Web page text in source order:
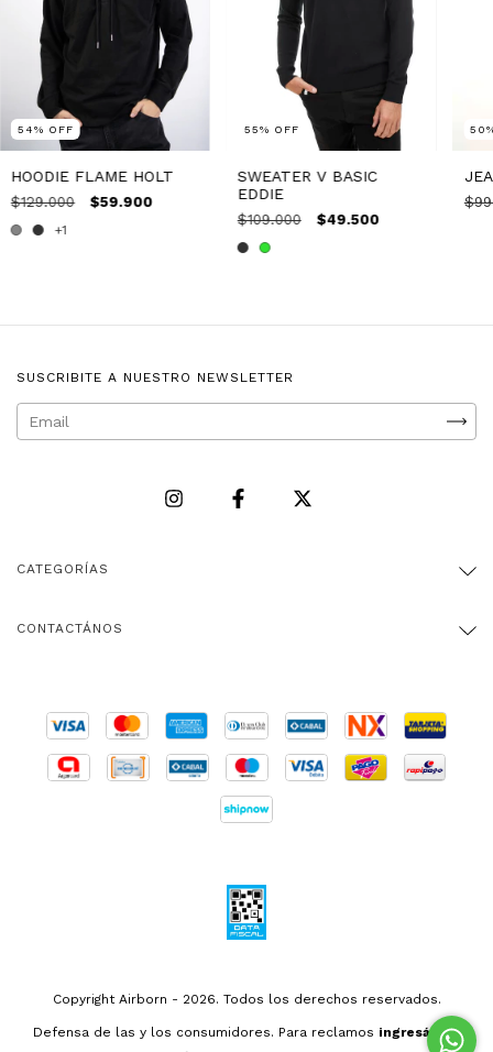
54% OFF
HOODIE FLAME HOLT
$129.000 $59.900
+1
55% OFF
SWEATER V BASIC
EDDIE
$109.000 $49.500
50
SUSCRIBITE A NUESTRO NEWSLETTER
CATEGORÍAS
CONTACTÁNOS
Copyright Airborn - 2026. Todos los derechos reservados.
Defensa de las y los consumidores. Para reclamos ingresá acá.